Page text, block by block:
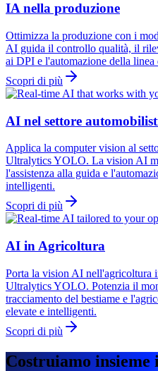
IA nella produzione
Ottimizza la produzione con i
AI guida il controllo qualità, il
ai DPI e l'automazione della linea
Scopri di più
AI nel settore
Applica la computer vision al
Ultralytics YOLO. La vision AI
l'assistenza alla guida e
intelligenti.
Scopri di più
AI in Agricoltura
Porta la vision AI nell'agricoltura
Ultralytics YOLO. Potenzia il
tracciamento del bestiame e
elevate e intelligenti.
Scopri di più
Costruiamo